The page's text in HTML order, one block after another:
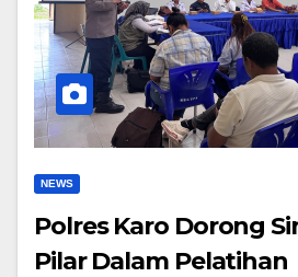
NEWS
Polres Karo Dorong
Pilar Dalam Pelatihan